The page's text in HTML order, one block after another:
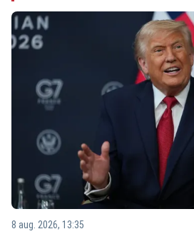
8 aug. 2026, 13:35